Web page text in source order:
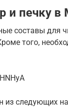
и печку
составы для
того,
из следующих